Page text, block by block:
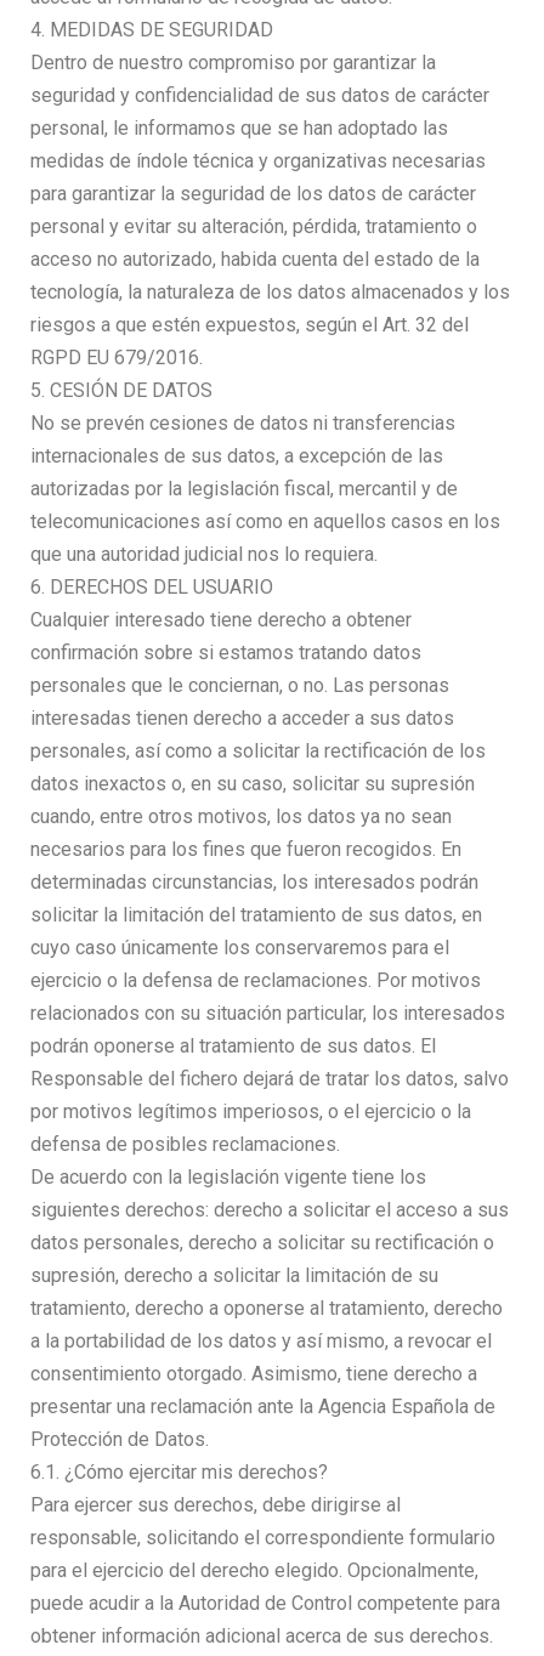
4. MEDIDAS DE SEGURIDAD
Dentro de nuestro compromiso por garantizar la
seguridad y confidencialidad de sus datos de carácter
personal, le informamos que se han adoptado las
medidas de índole técnica y organizativas necesarias
para garantizar la seguridad de los datos de carácter
personal y evitar su alteración, pérdida, tratamiento o
acceso no autorizado, habida cuenta del estado de la
tecnología, la naturaleza de los datos almacenados y los
riesgos a que estén expuestos, según el Art. 32 del
RGPD EU 679/2016.
5. CESIÓN DE DATOS
No se prevén cesiones de datos ni transferencias
internacionales de sus datos, a excepción de las
autorizadas por la legislación fiscal, mercantil y de
telecomunicaciones así como en aquellos casos en los
que una autoridad judicial nos lo requiera.
6. DERECHOS DEL USUARIO
Cualquier interesado tiene derecho a obtener
confirmación sobre si estamos tratando datos
personales que le conciernan, o no. Las personas
interesadas tienen derecho a acceder a sus datos
personales, así como a solicitar la rectificación de los
datos inexactos o, en su caso, solicitar su supresión
cuando, entre otros motivos, los datos ya no sean
necesarios para los fines que fueron recogidos. En
determinadas circunstancias, los interesados podrán
solicitar la limitación del tratamiento de sus datos, en
cuyo caso únicamente los conservaremos para el
ejercicio o la defensa de reclamaciones. Por motivos
relacionados con su situación particular, los interesados
podrán oponerse al tratamiento de sus datos. El
Responsable del fichero dejará de tratar los datos, salvo
por motivos legítimos imperiosos, o el ejercicio o la
defensa de posibles reclamaciones.
De acuerdo con la legislación vigente tiene los
siguientes derechos: derecho a solicitar el acceso a sus
datos personales, derecho a solicitar su rectificación o
supresión, derecho a solicitar la limitación de su
tratamiento, derecho a oponerse al tratamiento, derecho
a la portabilidad de los datos y así mismo, a revocar el
consentimiento otorgado. Asimismo, tiene derecho a
presentar una reclamación ante la Agencia Española de
Protección de Datos.
6.1. ¿Cómo ejercitar mis derechos?
Para ejercer sus derechos, debe dirigirse al
responsable, solicitando el correspondiente formulario
para el ejercicio del derecho elegido. Opcionalmente,
puede acudir a la Autoridad de Control competente para
obtener información adicional acerca de sus derechos.